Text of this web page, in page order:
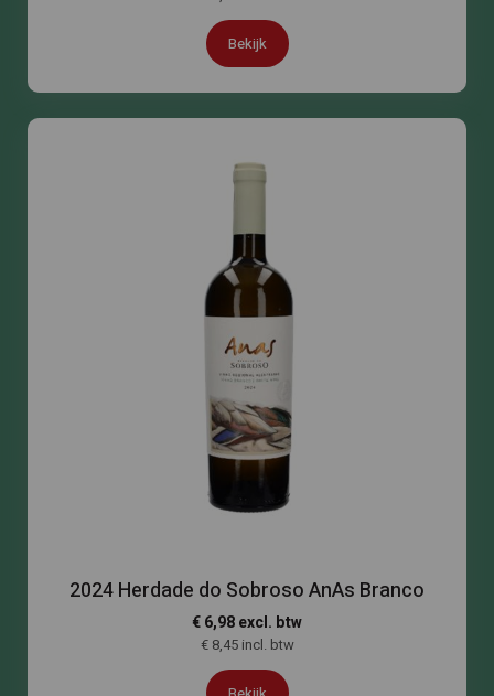
Bekijk
2024 Herdade do Sobroso AnAs Branco
€ 6,98 excl. btw
€ 8,45 incl. btw